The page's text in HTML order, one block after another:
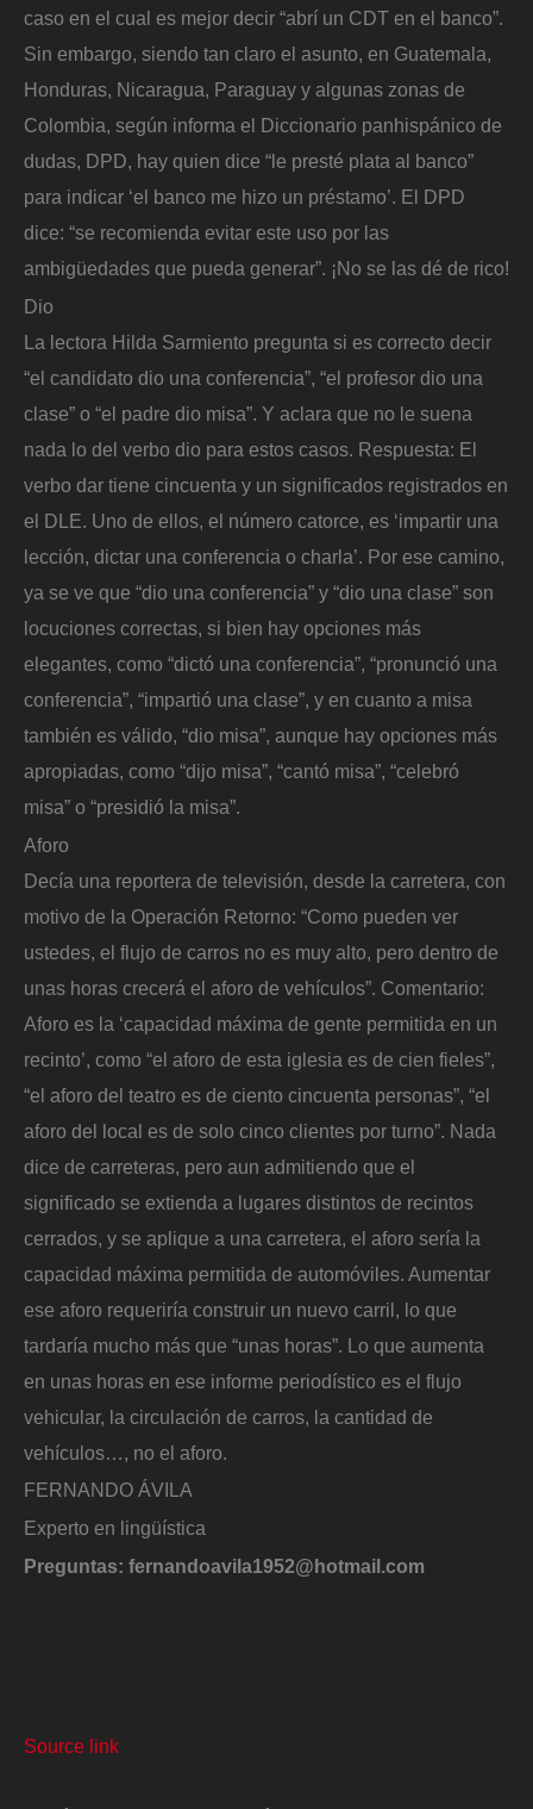
caso en el cual es mejor decir “abrí un CDT en el banco”.
Sin embargo, siendo tan claro el asunto, en Guatemala,
Honduras, Nicaragua, Paraguay y algunas zonas de
Colombia, según informa el Diccionario panhispánico de
dudas, DPD, hay quien dice “le presté plata al banco”
para indicar ‘el banco me hizo un préstamo’. El DPD
dice: “se recomienda evitar este uso por las
ambigüedades que pueda generar”. ¡No se las dé de rico!
Dio
La lectora Hilda Sarmiento pregunta si es correcto decir
“el candidato dio una conferencia”, “el profesor dio una
clase” o “el padre dio misa”. Y aclara que no le suena
nada lo del verbo dio para estos casos. Respuesta: El
verbo dar tiene cincuenta y un significados registrados en
el DLE. Uno de ellos, el número catorce, es ‘impartir una
lección, dictar una conferencia o charla’. Por ese camino,
ya se ve que “dio una conferencia” y “dio una clase” son
locuciones correctas, si bien hay opciones más
elegantes, como “dictó una conferencia”, “pronunció una
conferencia”, “impartió una clase”, y en cuanto a misa
también es válido, “dio misa”, aunque hay opciones más
apropiadas, como “dijo misa”, “cantó misa”, “celebró
misa” o “presidió la misa”.
Aforo
Decía una reportera de televisión, desde la carretera, con
motivo de la Operación Retorno: “Como pueden ver
ustedes, el flujo de carros no es muy alto, pero dentro de
unas horas crecerá el aforo de vehículos”. Comentario:
Aforo es la ‘capacidad máxima de gente permitida en un
recinto’, como “el aforo de esta iglesia es de cien fieles”,
“el aforo del teatro es de ciento cincuenta personas”, “el
aforo del local es de solo cinco clientes por turno”. Nada
dice de carreteras, pero aun admitiendo que el
significado se extienda a lugares distintos de recintos
cerrados, y se aplique a una carretera, el aforo sería la
capacidad máxima permitida de automóviles. Aumentar
ese aforo requeriría construir un nuevo carril, lo que
tardaría mucho más que “unas horas”. Lo que aumenta
en unas horas en ese informe periodístico es el flujo
vehicular, la circulación de carros, la cantidad de
vehículos…, no el aforo.
FERNANDO ÁVILA
Experto en lingüística
Preguntas: fernandoavila1952@hotmail.com
Source link